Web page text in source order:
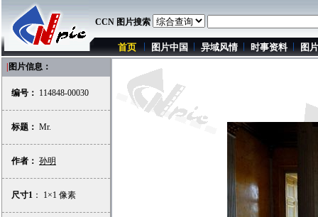
CCN 图片搜索
首页 图片中国 异域风情 时事资料 图
图片信息：
编号： 114848-00030
标题： Mr.
作者： 孙明
尺寸1 ： 1×1 像素